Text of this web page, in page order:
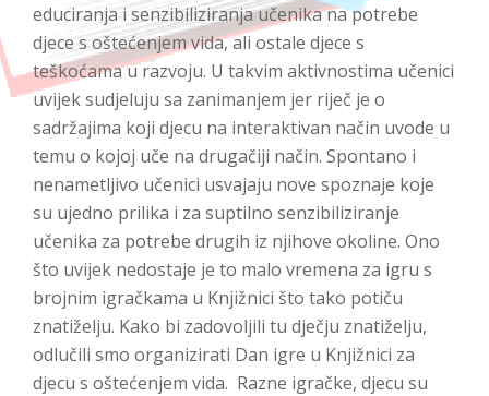
educiranja i senzibiliziranja učenika na potrebe
djece s oštećenjem vida, ali ostale djece s
teškoćama u razvoju. U takvim aktivnostima učenici
uvijek sudjeluju sa zanimanjem jer riječ je o
sadržajima koji djecu na interaktivan način uvode u
temu o kojoj uče na drugačiji način. Spontano i
nenametljivo učenici usvajaju nove spoznaje koje
su ujedno prilika i za suptilno senzibiliziranje
učenika za potrebe drugih iz njihove okoline. Ono
što uvijek nedostaje je to malo vremena za igru s
brojnim igračkama u Knjižnici što tako potiču
znatiželju. Kako bi zadovoljili tu dječju znatiželju,
odlučili smo organizirati Dan igre u Knjižnici za
djecu s oštećenjem vida. Razne igračke, djecu su